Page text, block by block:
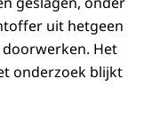
uit hetgeen
Het
onderzoek blijkt